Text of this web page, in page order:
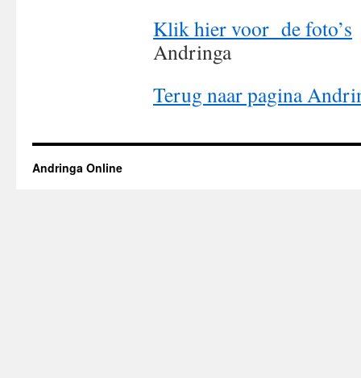
Klik hier voor de foto’s
Andringa
Terug naar pagina
Andringa Online